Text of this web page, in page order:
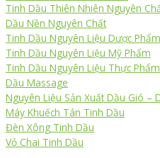
Tinh Dầu Thiên Nhiên Nguyên
Dầu Nền Nguyên Chất
Tinh Dầu Nguyên Liệu Dược Phẩm
Tinh Dầu Nguyên Liệu Mỹ Phẩm
Tinh Dầu Nguyên Liệu Thực Phẩm
Dầu Massage
Nguyên Liệu Sản Xuất Dầu Gió –
Máy Khuếch Tán Tinh Dầu
Đèn Xông Tinh Dầu
Vỏ Chai Tinh Dầu